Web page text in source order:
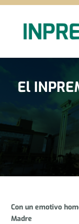
El
Con un emotivo
Madre